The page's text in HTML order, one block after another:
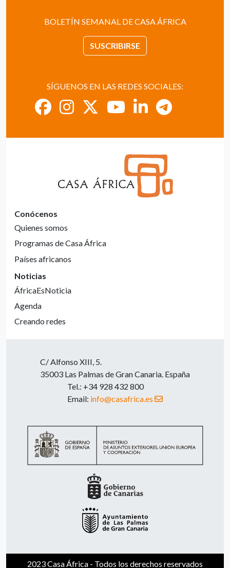
BOLETÍN SEMANAL DE CASA ÁFRICA
SUSCRIBIRSE
SÍGUENOS EN LAS REDES SOCIALES:
Conócenos
Quienes somos
Programas de Casa África
Países africanos
Noticias
ÁfricaEsNoticia
Agenda
Creando redes
C/ Alfonso XIII, 5.
35003 Las Palmas de Gran Canaria. España
Tel.: +34 928 432 800
Email: info@casafrica.es
2023 Casa África - Todos los derechos reservados